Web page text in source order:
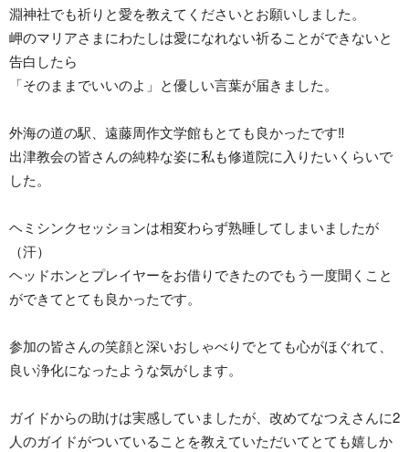
淵神社でも祈りと愛を教えてくださいとお願いしました。
岬のマリアさまにわたしは愛になれない祈ることができないと
告白したら
「そのままでいいのよ」と優しい言葉が届きました。
外海の道の駅、遠藤周作文学館もとても良かったです‼︎
出津教会の皆さんの純粋な姿に私も修道院に入りたいくらいで
した。
ヘミシンクセッションは相変わらず熟睡してしまいましたが
（汗）
ヘッドホンとプレイヤーをお借りできたのでもう一度聞くこと
ができてとても良かったです。
参加の皆さんの笑顔と深いおしゃべりでとても心がほぐれて、
良い浄化になったような気がします。
ガイドからの助けは実感していましたが、改めてなつえさんに2
人のガイドがついていることを教えていただいてとても嬉しか